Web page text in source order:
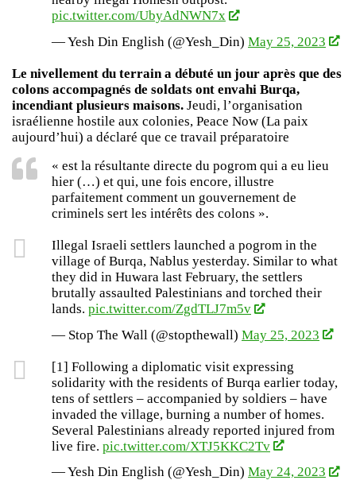
pic.twitter.com/UbyAdNWN7x
— Yesh Din English (@Yesh_Din) May 25, 2023
Le nivellement du terrain a débuté un jour après que des
colons accompagnés de soldats ont envahi Burqa,
incendiant plusieurs maisons. Jeudi, l’organisation
israélienne hostile aux colonies, Peace Now (La paix
aujourd’hui) a déclaré que ce travail préparatoire
« est la résultante directe du pogrom qui a eu lieu
hier (…) et qui, une fois encore, illustre
parfaitement comment un gouvernement de
criminels sert les intérêts des colons ».
Illegal Israeli settlers launched a pogrom in the
village of Burqa, Nablus yesterday. Similar to what
they did in Huwara last February, the settlers
brutally assaulted Palestinians and torched their
lands. pic.twitter.com/ZgdTLJ7m5v
— Stop The Wall (@stopthewall) May 25, 2023
[1] Following a diplomatic visit expressing
solidarity with the residents of Burqa earlier today,
tens of settlers – accompanied by soldiers – have
invaded the village, burning a number of homes.
Several Palestinians already reported injured from
live fire. pic.twitter.com/XTJ5KKC2Tv
— Yesh Din English (@Yesh_Din) May 24, 2023